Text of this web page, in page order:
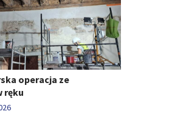
operacja ze
ręku